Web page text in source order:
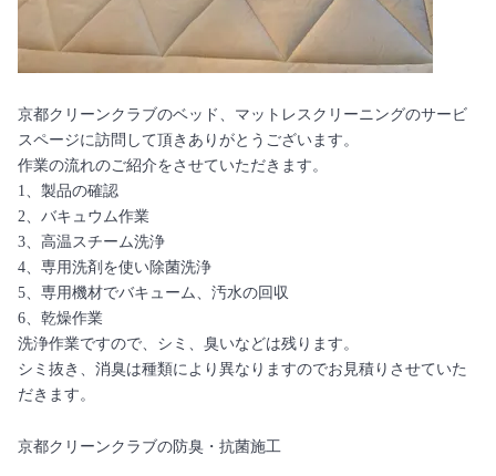
京都クリーンクラブのベッド、マットレスクリーニングのサービ
スページに訪問して頂きありがとうございます。
作業の流れのご紹介をさせていただきます。
1、製品の確認
2、バキュウム作業
3、高温スチーム洗浄
4、専用洗剤を使い除菌洗浄
5、専用機材でバキューム、汚水の回収
6、乾燥作業
洗浄作業ですので、シミ、臭いなどは残ります。
シミ抜き、消臭は種類により異なりますのでお見積りさせていた
だきます。
京都クリーンクラブの防臭・抗菌施工